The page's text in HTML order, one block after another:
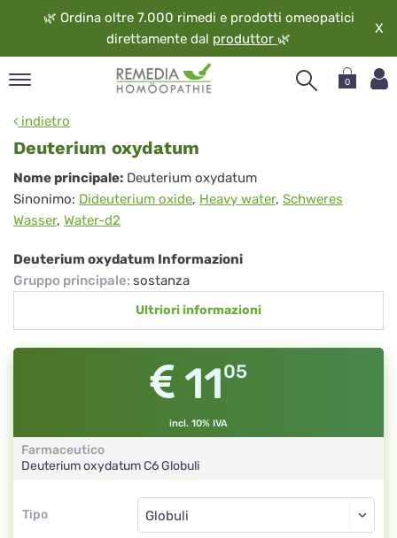
🌿 Ordina oltre 7.000 rimedi e prodotti omeopatici
direttamente dal produttor 🌿
X
0
indietro
Deuterium oxydatum
Deuterium
oxydatum
Nome principale: Deuterium oxydatum
Sinonimo: Dideuterium oxide, Heavy water, Schweres
Wasser, Water-d2
Deuterium oxydatum Informazioni
Gruppo principale: sostanza
Ultriori informazioni
1105
incl. 10% IVA
Farmaceutico
Deuterium oxydatumC6Globuli
Tipo
Tipo